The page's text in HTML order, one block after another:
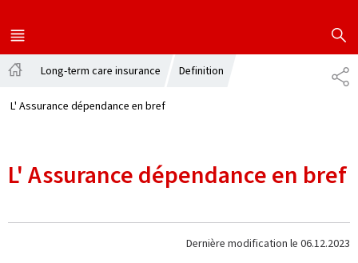
MENU
MAIN
SHOW
Long-term care insurance Definition
L' Assurance dépendance en bref
L' Assurance dépendance en bref
Dernière modification le 06.12.2023